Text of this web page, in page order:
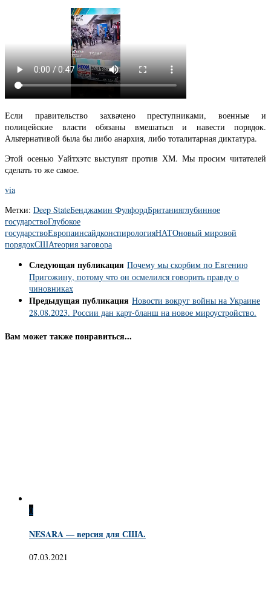
Если правительство захвачено преступниками, военные и
полицейские власти обязаны вмешаться и навести порядок.
Альтернативой была бы либо анархия, либо тоталитарная диктатура.
Этой осенью Уайтхэтс выступят против ХМ. Мы просим читателей
сделать то же самое.
via
Метки: Deep StateБенджамин ФулфордБританияглубинное
государствоГлубокое
государствоЕвропаинсайдконспирологияНАТОновый мировой
порядокСШАтеория заговора
Следующая публикация Почему мы скорбим по Евгению
Пригожину, потому что он осмелился говорить правду о
чиновниках
Предыдущая публикация Новости вокруг войны на Украине
28.08.2023. России дан карт-бланш на новое мироустройство.
Вам может также понравиться...
0
NESARA — версия для США.
07.03.2021